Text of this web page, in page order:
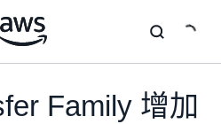
Family 增加